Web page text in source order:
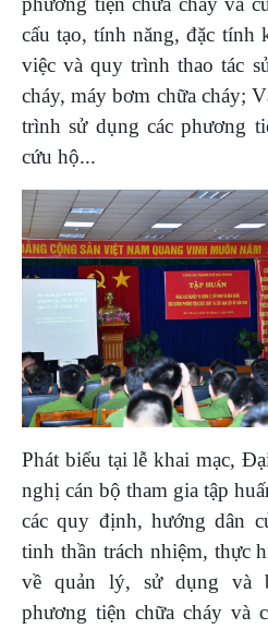
cấu tạo, tính năng, đặc tính
việc và quy trình thao tác
cháy, máy bơm chữa cháy;
trình sử dụng các phương
cứu hộ...
Phát biểu tại lễ khai mạc,
nghị cán bộ tham gia tập
các quy định, hướng dân
tinh thần trách nhiệm, thực
về quản lý, sử dụng và
phương tiện chữa cháy và